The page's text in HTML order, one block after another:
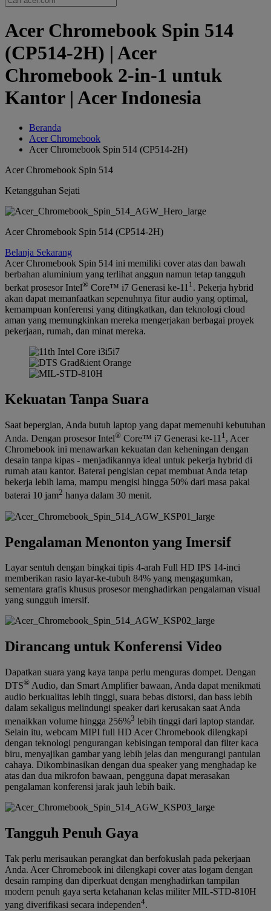
Acer Chromebook Spin 514
(CP514-2H) | Acer
Chromebook 2-in-1 untuk
Kantor | Acer Indonesia
Beranda
Acer Chromebook
Acer Chromebook Spin 514 (CP514-2H)
Acer Chromebook Spin 514
Ketangguhan Sejati
Acer Chromebook Spin 514 (CP514-2H)
Belanja Sekarang
Acer Chromebook Spin 514 ini memiliki cover atas dan bawah
berbahan aluminium yang terlihat anggun namun tetap tangguh
berkat prosesor Intel® Core™ i7 Generasi ke-11 1 . Pekerja hybrid
akan dapat memanfaatkan sepenuhnya fitur audio yang optimal,
kemampuan konferensi yang ditingkatkan, dan teknologi cloud
aman yang memungkinkan mereka mengerjakan berbagai proyek
pekerjaan, rumah, dan minat mereka.
Kekuatan Tanpa Suara
Saat bepergian, Anda butuh laptop yang dapat memenuhi kebutuhan
Anda. Dengan prosesor Intel® Core™ i7 Generasi ke-11 1, Acer
Chromebook ini menawarkan kekuatan dan keheningan dengan
desain tanpa kipas - menjadikannya ideal untuk pekerja hybrid di
rumah atau kantor. Baterai pengisian cepat membuat Anda tetap
bekerja lebih lama, mampu mengisi hingga 50% dari masa pakai
baterai 10 jam2 hanya dalam 30 menit.
Pengalaman Menonton yang Imersif
Layar sentuh dengan bingkai tipis 4-arah Full HD IPS 14-inci
memberikan rasio layar-ke-tubuh 84% yang mengagumkan,
sementara grafis khusus prosesor menghadirkan pengalaman visual
yang sungguh imersif.
Dirancang untuk Konferensi Video
Dapatkan suara yang kaya tanpa perlu menguras dompet. Dengan
DTS® Audio, dan Smart Amplifier bawaan, Anda dapat menikmati
audio berkualitas lebih tinggi, suara bebas distorsi, dan bass lebih
dalam sekaligus melindungi speaker dari kerusakan saat Anda
menaikkan volume hingga 256%3 lebih tinggi dari laptop standar.
Selain itu, webcam MIPI full HD Acer Chromebook dilengkapi
dengan teknologi pengurangan kebisingan temporal dan filter kaca
biru, menyajikan gambar yang lebih jelas dan mengurangi pantulan
cahaya. Dikombinasikan dengan dua speaker yang menghadap ke
atas dan dua mikrofon bawaan, pengguna dapat merasakan
pengalaman konferensi jarak jauh lebih baik.
Tangguh Penuh Gaya
Tak perlu merisaukan perangkat dan berfokuslah pada pekerjaan
Anda. Acer Chromebook ini dilengkapi cover atas logam dengan
desain ramping dan diperkuat dengan menghadirkan tampilan
modern penuh gaya serta ketahanan kelas militer MIL-STD-810H
yang diverifikasi secara independen4.